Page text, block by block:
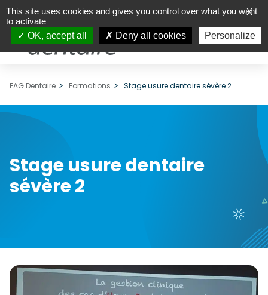
FAG Dentaire Formations Stage usure dentaire sévère 2
Stage usure dentaire
sévère 2
X
This site uses cookies and gives you control over what you want
to activate
OK, accept all
Deny all cookies Personalize